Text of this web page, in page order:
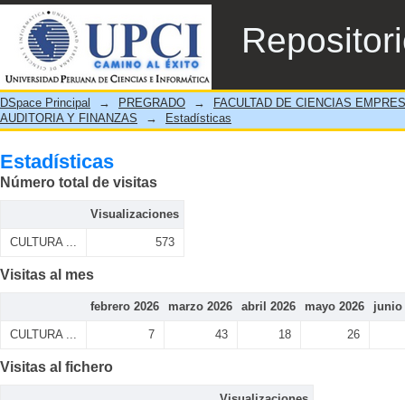
Estadísticas
DSpace Principal → PREGRADO →
FACULTAD DE CIENCIAS
AUDITORIA Y FINANZAS
→ Estadísticas
Estadísticas
Número total de visitas
Visualizaciones
CULTURA ... 573
Visitas al mes
febrero 2026 marzo 2026 abril 2026 mayo 2026 junio
CULTURA ... 7 43 18 26
Visitas al fichero